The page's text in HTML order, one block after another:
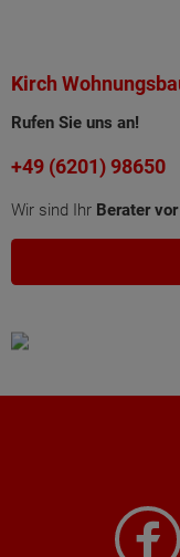
Kirch
Rufen Sie uns an!
+49 (6201) 98650
Wir sind Ihr Berater